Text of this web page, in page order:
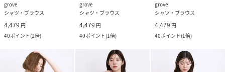
grove
シャツ・ブラウス
4,479 円
40ポイント(1倍)
grove
シャツ・ブラウス
4,479 円
40ポイント(1倍)
grove
シャツ・ブラウス
4,479 円
40ポイント(1倍)